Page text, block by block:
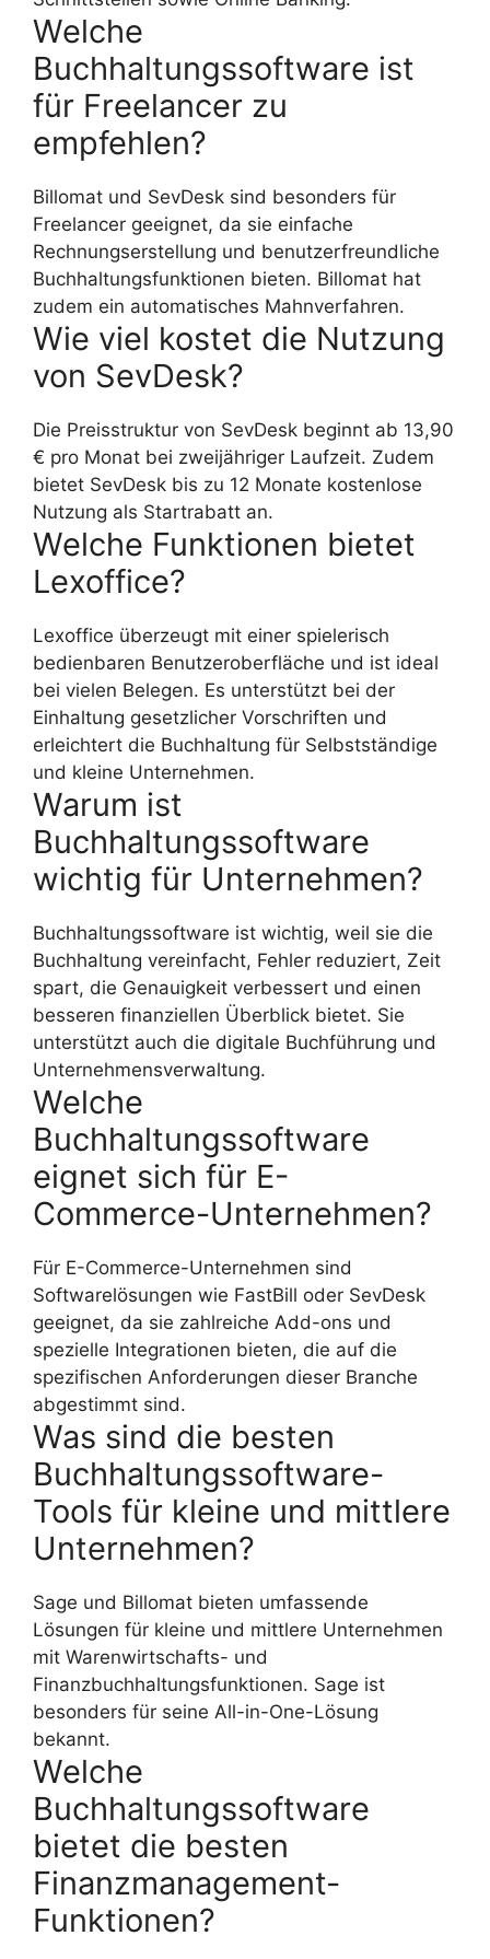
Welche
Buchhaltungssoftware ist
für Freelancer zu
empfehlen?
Billomat und SevDesk sind besonders für
Freelancer geeignet, da sie einfache
Rechnungserstellung und benutzerfreundliche
Buchhaltungsfunktionen bieten. Billomat hat
zudem ein automatisches Mahnverfahren.
Wie viel kostet die Nutzung
von SevDesk?
Die Preisstruktur von SevDesk beginnt ab 13,90
€ pro Monat bei zweijähriger Laufzeit. Zudem
bietet SevDesk bis zu 12 Monate kostenlose
Nutzung als Startrabatt an.
Welche Funktionen bietet
Lexoffice?
Lexoffice überzeugt mit einer spielerisch
bedienbaren Benutzeroberfläche und ist ideal
bei vielen Belegen. Es unterstützt bei der
Einhaltung gesetzlicher Vorschriften und
erleichtert die Buchhaltung für Selbstständige
und kleine Unternehmen.
Warum ist
Buchhaltungssoftware
wichtig für Unternehmen?
Buchhaltungssoftware ist wichtig, weil sie die
Buchhaltung vereinfacht, Fehler reduziert, Zeit
spart, die Genauigkeit verbessert und einen
besseren finanziellen Überblick bietet. Sie
unterstützt auch die digitale Buchführung und
Unternehmensverwaltung.
Welche
Buchhaltungssoftware
eignet sich für E-
Commerce-Unternehmen?
Für E-Commerce-Unternehmen sind
Softwarelösungen wie FastBill oder SevDesk
geeignet, da sie zahlreiche Add-ons und
spezielle Integrationen bieten, die auf die
spezifischen Anforderungen dieser Branche
abgestimmt sind.
Was sind die besten
Buchhaltungssoftware-
Tools für kleine und mittlere
Unternehmen?
Sage und Billomat bieten umfassende
Lösungen für kleine und mittlere Unternehmen
mit Warenwirtschafts- und
Finanzbuchhaltungsfunktionen. Sage ist
besonders für seine All-in-One-Lösung
bekannt.
Welche
Buchhaltungssoftware
bietet die besten
Finanzmanagement-
Funktionen?